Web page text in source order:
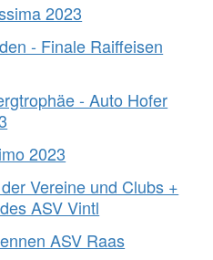
2023
- Finale Raiffeisen
- Auto Hofer
2023
Vereine und Clubs +
ASV Vintl
ASV Raas